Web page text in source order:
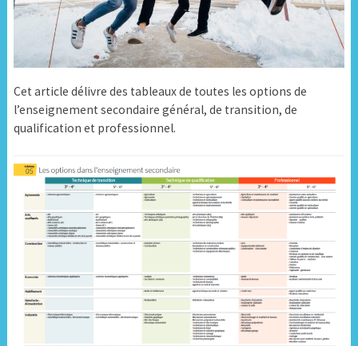
Cet article délivre des tableaux de toutes les options de
l’enseignement secondaire général, de transition, de
qualification et professionnel.